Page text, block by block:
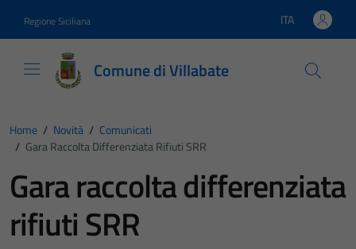
Regione Siciliana Lingua attiva:
ITA
Comune di Villabate
Home / Novità / Comunicati
/ Gara Raccolta Differenziata Rifiuti SRR
Gara raccolta differenziata
rifiuti SRR